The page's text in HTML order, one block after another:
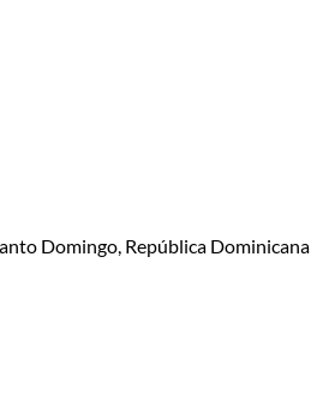
Domingo, República Dominicana